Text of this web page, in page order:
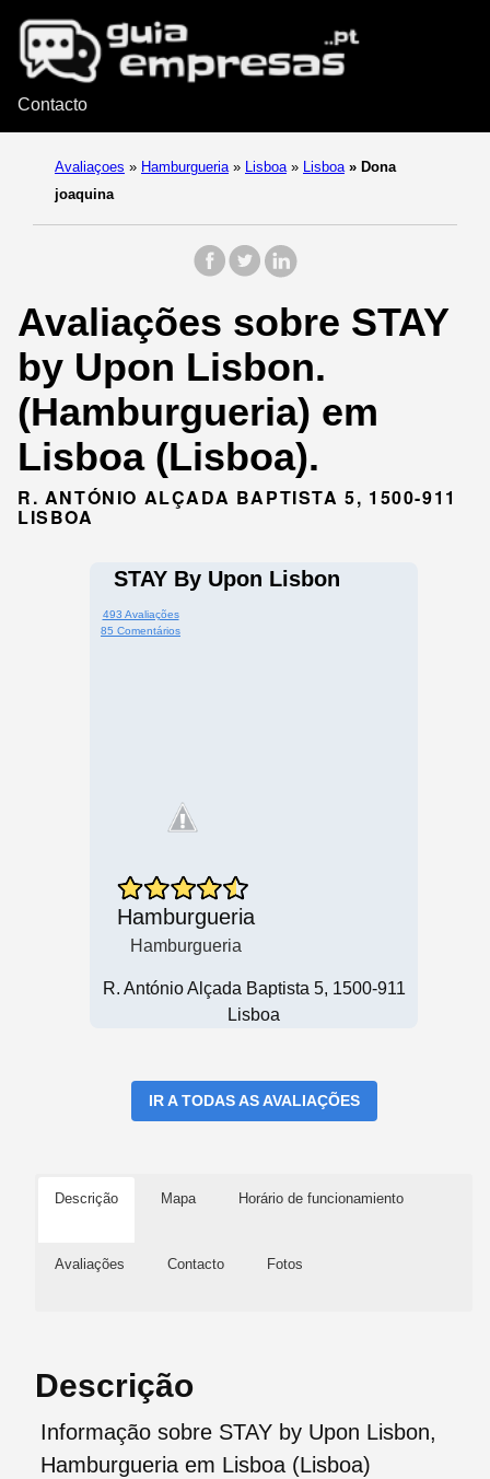
Contacto
Avaliaçoes » Hamburgueria » Lisboa » Lisboa » Dona
joaquina
Avaliações sobre STAY
by Upon Lisbon.
(Hamburgueria) em
Lisboa (Lisboa).
R. ANTÓNIO ALÇADA BAPTISTA 5, 1500-911
LISBOA
STAY By Upon Lisbon
493 Avaliações
85 Comentários
Hamburgueria
Hamburgueria
R. António Alçada Baptista 5, 1500-911
Lisboa
IR A TODAS AS AVALIAÇÕES
Descrição Mapa Horário de funcionamiento
Avaliações Contacto Fotos
Descrição
Informação sobre STAY by Upon Lisbon,
Hamburgueria em Lisboa (Lisboa)